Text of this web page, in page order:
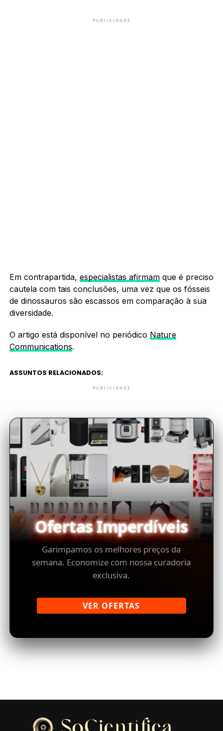
PUBLICIDADE
Em contrapartida, especialistas afirmamque é preciso
cautela com tais conclusões, uma vez que os fósseis
de dinossauros são escassos em comparação à sua
diversidade.
O artigo está disponível no periódico Nature
Communications.
ASSUNTOS RELACIONADOS:
PUBLICIDADE
Ofertas Imperdíveis
Garimpamos os melhores preços da
semana. Economize com nossa curadoria
exclusiva.
VER OFERTAS